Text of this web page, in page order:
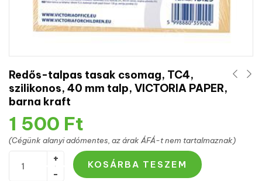
Redős-talpas tasak csomag, TC4,
szilikonos, 40 mm talp, VICTORIA PAPER,
barna kraft
1 500 Ft
(Cégünk alanyi adómentes, az árak ÁFÁ-t nem tartalmaznak)
KOSÁRBA TESZEM